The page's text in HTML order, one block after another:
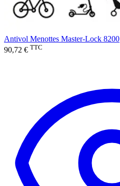
Antivol Menottes Master-Lock 8200
90,72 € TTC